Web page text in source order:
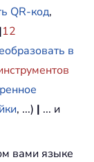
QR-код,
|12
в
, ...) | ... и
вами языке